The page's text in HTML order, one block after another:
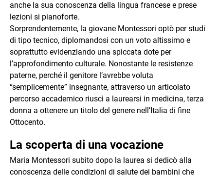
anche la sua conoscenza della lingua francese e prese
lezioni si pianoforte.
Sorprendentemente, la giovane Montessori optò per studi
di tipo tecnico, diplomandosi con un voto altissimo e
soprattutto evidenziando una spiccata dote per
l’approfondimento culturale. Nonostante le resistenze
paterne, perché il genitore l’avrebbe voluta
“semplicemente” insegnante, attraverso un articolato
percorso accademico riuscì a laurearsi in medicina, terza
donna a ottenere un titolo del genere nell’Italia di fine
Ottocento.
La scoperta di una vocazione
Maria Montessori subito dopo la laurea si dedicò alla
conoscenza delle condizioni di salute dei bambini che